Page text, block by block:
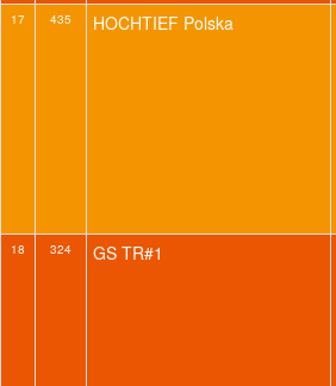
17 435 HOCHTIEF Polska
18 324 GS TR#1